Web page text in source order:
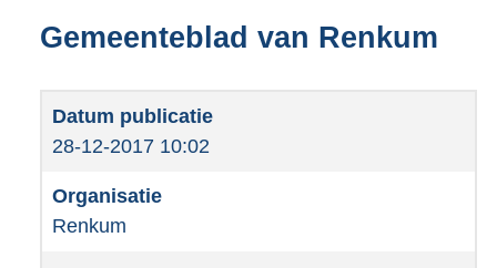
Gemeenteblad van Renkum
28-12-2017 10:02
Renkum